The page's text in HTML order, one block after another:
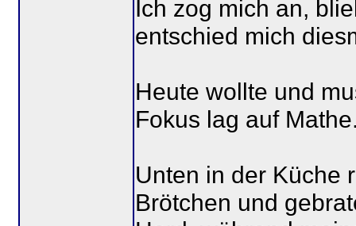
Ich zog mich an,
entschied mich
Heute wollte und
Fokus lag auf
Unten in der Küche
Brötchen und